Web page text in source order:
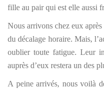
fille au pair qui est elle aussi
Nous arrivons chez eux
du décalage horaire. Mais,
oublier toute fatigue. Leur
auprès d’eux restera un des
A peine arrivés, nous voilà